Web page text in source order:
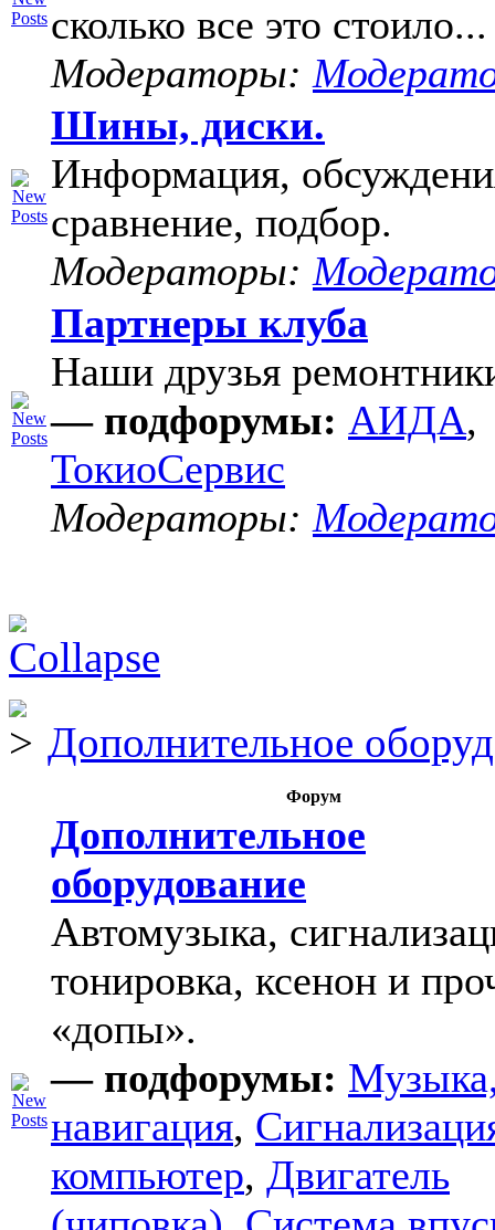
сколько все это стоило...
Модераторы:
Шины, диски.
Информация,
сравнение, подбор.
Модераторы:
Партнеры клуба
Наши друзья
— подфорумы: АИДА,
ТокиоСервис
Модераторы:
Дополнительное
Форум
Дополнительное
оборудование
Автомузыка,
тонировка, ксенон и
«допы».
— подфорумы:
навигация,
компьютер, Двигатель